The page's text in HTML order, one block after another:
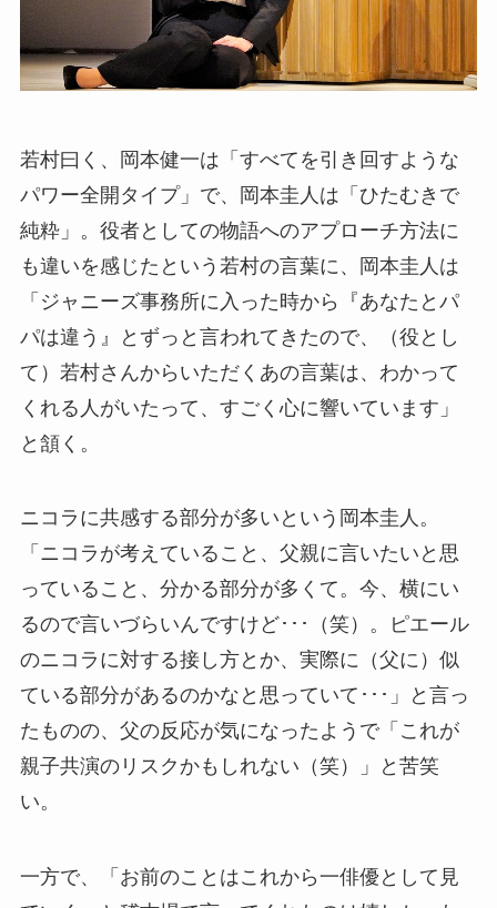
若村曰く、岡本健一は「すべてを引き回すような
パワー全開タイプ」で、岡本圭人は「ひたむきで
純粋」。役者としての物語へのアプローチ方法に
も違いを感じたという若村の言葉に、岡本圭人は
「ジャニーズ事務所に入った時から『あなたとパ
パは違う』とずっと言われてきたので、（役とし
て）若村さんからいただくあの言葉は、わかって
くれる人がいたって、すごく心に響いています」
と頷く。
ニコラに共感する部分が多いという岡本圭人。
「ニコラが考えていること、父親に言いたいと思
っていること、分かる部分が多くて。今、横にい
るので言いづらいんですけど･･･（笑）。ピエール
のニコラに対する接し方とか、実際に（父に）似
ている部分があるのかなと思っていて･･･」と言っ
たものの、父の反応が気になったようで「これが
親子共演のリスクかもしれない（笑）」と苦笑
い。
一方で、「お前のことはこれから一俳優として見